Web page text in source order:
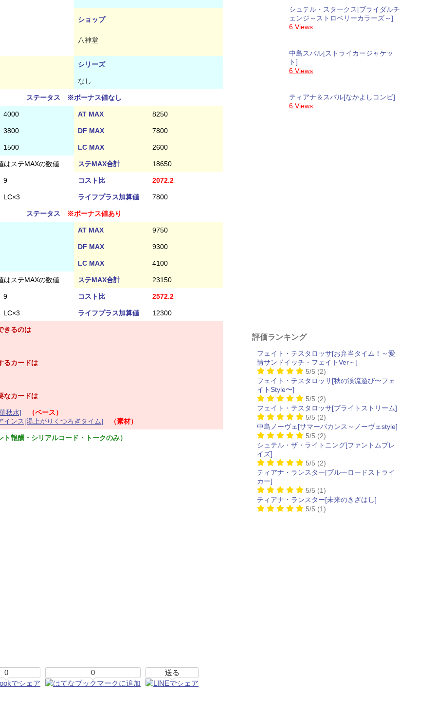
ショップ
八神堂
シリーズ
なし
ステータス ※ボーナス値なし
4000 AT MAX 8250
3800 DF MAX 7800
1500 LC MAX 2600
はステMAXの数値 ステMAX合計 18650
9 コスト比 2072.2
LC×3 ライフプラス加算値 7800
ステータス ※ボーナス値あり
AT MAX 9750
DF MAX 9300
LC MAX 4100
はステMAXの数値 ステMAX合計 23150
9 コスト比 2572.2
LC×3 ライフプラス加算値 12300
きるのは
るカードは
なカードは
秋水]
（ベース）
インス[湯上がりくつろぎタイム]
（素材）
報酬・シリアルコード・トークのみ）
0 0 送る
シュテル・スタークス[ブライダルチ
ェンジ～ストロベリーカラーズ～]
6 Views
中島スバル[ストライカージャケッ
ト]
6 Views
ティアナ＆スバル[なかよしコンビ]
6 Views
評価ランキング
フェイト・テスタロッサ[お弁当タイム！～愛
情サンドイッチ・フェイトVer～]
5/5 (2)
フェイト・テスタロッサ[秋の渓流遊び〜フェ
イトStyle〜]
5/5 (2)
フェイト・テスタロッサ[ブライトストリーム]
5/5 (2)
中島ノーヴェ[サマーバカンス～ノーヴェstyle]
5/5 (2)
シュテル・ザ・ライトニング[ファントムブレ
イズ]
5/5 (2)
ティアナ・ランスター[ブルーロードストライ
カー]
5/5 (1)
ティアナ・ランスター[未来のきざはし]
5/5 (1)